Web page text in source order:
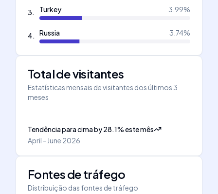
3. Turkey 3.99%
4. Russia 3.74%
Total de visitantes
Estatísticas mensais de visitantes dos últimos 3
meses
Tendência para cimaby28.1%este mês
April - June 2026
Fontes de tráfego
Distribuição das fontes de tráfego